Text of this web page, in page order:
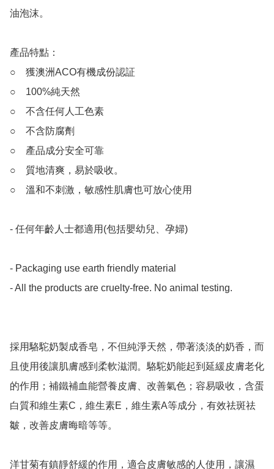
油泡沫。
產品特點：
○　獲澳洲ACO有機成份認証
○　100%純天然
○　不含任何人工色素
○　不含防腐劑
○　產品成分安全可靠
○　質地清爽，易於吸收。
○　溫和不刺激，敏感性肌膚也可放心使用
- 任何年齡人士都適用(包括嬰幼兒、孕婦)
- Packaging use earth friendly material
- All the products are cruelty-free. No animal testing.
採用駱駝奶製成香皂，不但純淨天然，帶著淡淡的奶香，而
且使用後讓肌膚感到柔軟滋潤。駱駝奶能起到延緩皮膚老化
的作用；補鐵補血能營養皮膚、改善氣色；容易吸收，含蛋
白質和維生素C，維生素E，維生素A等成分，有效祛斑祛
皺，改善皮膚晦暗等等。
洋甘菊有鎮靜舒緩的作用，適合皮膚敏感的人使用，讓濕